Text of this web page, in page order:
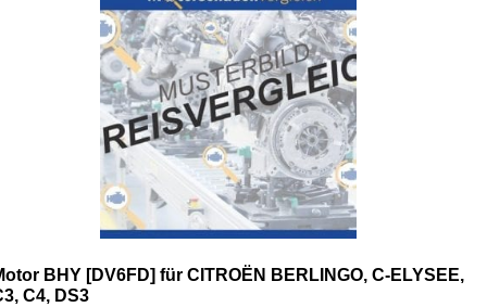
BHY [DV6FD] für CITROËN BERLINGO, C-ELYSEE,
C4, DS3